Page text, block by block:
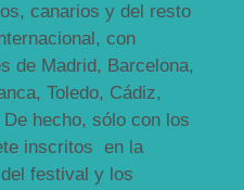
canarios y del resto
con
de Madrid, Barcelona,
Toledo, Cádiz,
hecho, sólo con los
inscritos en la
del festival y los